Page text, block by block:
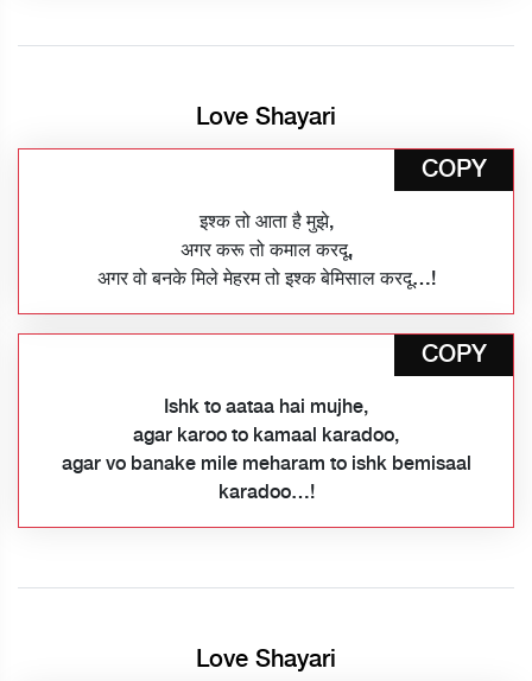
Love Shayari
COPY
इश्क तो आता है मुझे,
अगर करू तो कमाल करदू,
अगर वो बनके मिले मेहरम तो इश्क बेमिसाल करदू…!
COPY
Ishk to aataa hai mujhe,
agar karoo to kamaal karadoo,
agar vo banake mile meharam to ishk bemisaal
karadoo…!
Love Shayari